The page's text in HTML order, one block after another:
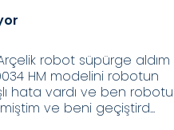
robot süpürge aldım
HM modelini robotun
hata vardı ve ben
ve beni geçiştird...